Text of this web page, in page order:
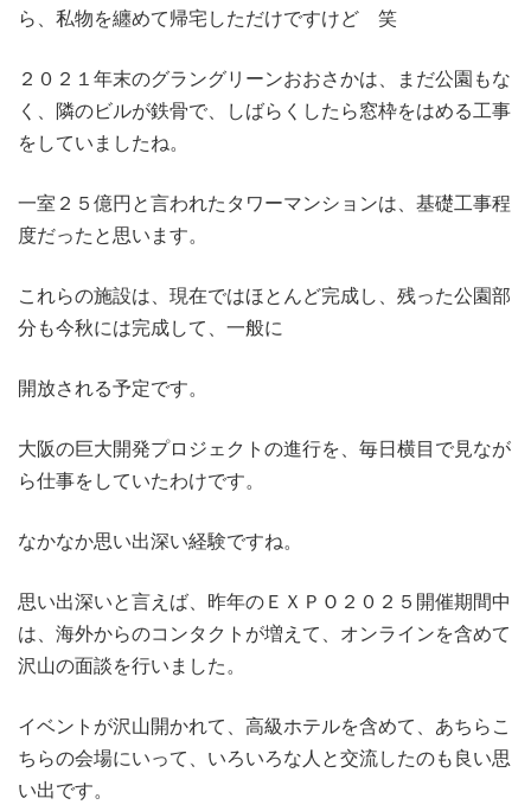
ら、私物を纏めて帰宅しただけですけど 笑
２０２１年末のグラングリーンおおさかは、まだ公園もな
く、隣のビルが鉄骨で、しばらくしたら窓枠をはめる工事
をしていましたね。
一室２５億円と言われたタワーマンションは、基礎工事程
度だったと思います。
これらの施設は、現在ではほとんど完成し、残った公園部
分も今秋には完成して、一般に
開放される予定です。
大阪の巨大開発プロジェクトの進行を、毎日横目で見なが
ら仕事をしていたわけです。
なかなか思い出深い経験ですね。
思い出深いと言えば、昨年のＥＸＰＯ２０２５開催期間中
は、海外からのコンタクトが増えて、オンラインを含めて
沢山の面談を行いました。
イベントが沢山開かれて、高級ホテルを含めて、あちらこ
ちらの会場にいって、いろいろな人と交流したのも良い思
い出です。